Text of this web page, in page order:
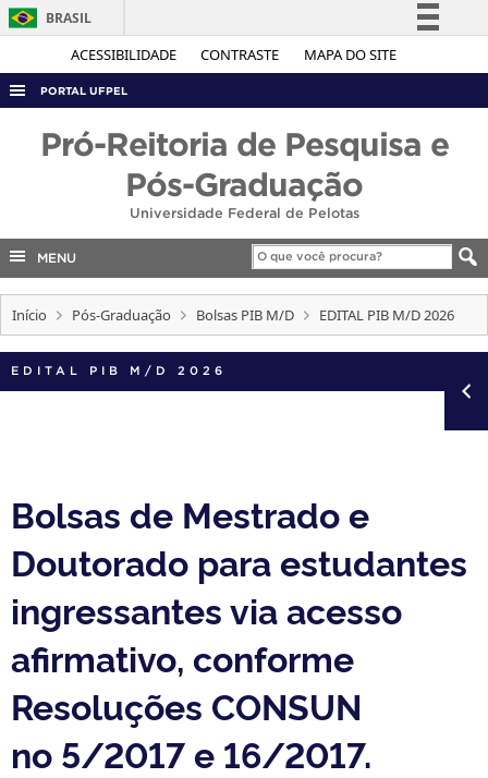
ACESSIBILIDADE CONTRASTE MAPA DO SITE
BRASIL
Simplifique!
Acesso à informação
Legislação
Canais
PORTAL UFPEL
CONCURSOS
EDITAIS
INTERNACIONAL
OUVIDORIA
Pró-Reitoria de Pesquisa e
Pós-Graduação
Universidade Federal de Pelotas
MENU
Início Pós-Graduação Bolsas PIB M/D EDITAL PIB M/D 2026
EDITAL PIB M/D 2026
Bolsas de Mestrado e
Doutorado para estudantes
ingressantes via acesso
afirmativo, conforme
Resoluções CONSUN
no 5/2017 e 16/2017.